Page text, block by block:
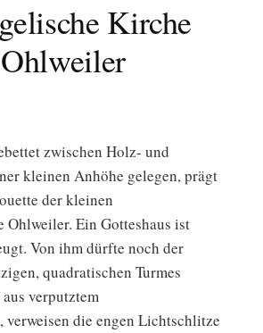
Kirche
Ohlweiler
zwischen Holz- und
kleinen Anhöhe gelegen, prägt
der kleinen
Ohlweiler. Ein Gotteshaus ist
Von ihm dürfte noch der
quadratischen Turmes
verputztem
verweisen die engen Lichtschlitze